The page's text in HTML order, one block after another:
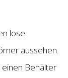
lose
aussehen.
Behälter